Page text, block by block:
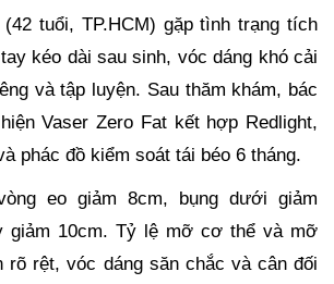
(42 tuổi, TP.HCM) gặp tình trạng tích
kéo dài sau sinh, vóc dáng khó cải
và tập luyện. Sau thăm khám, bác
Vaser Zero Fat kết hợp Redlight,
phác đồ kiểm soát tái béo 6 tháng.
eo giảm 8cm, bụng dưới giảm
giảm 10cm. Tỷ lệ mỡ cơ thể và mỡ
rõ rệt, vóc dáng săn chắc và cân đối